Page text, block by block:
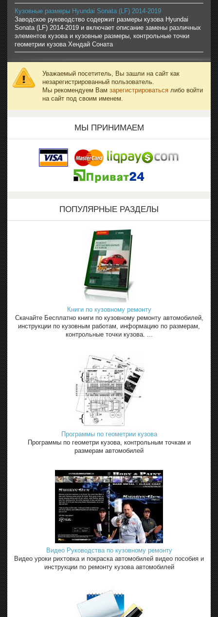
Кузовные размеры Hyundai Sonata (LF) 2014-2019
Заводское руководство содержит размеры кузова Hyundai
Sonata (LF) 2014-2019 и включает описание замены различных
элементов кузова и кузовные размеры, контрольные точки
геометрии кузова Хендай Соната
Уважаемый посетитель, Вы зашли на сайт как
незарегистрированный пользователь.
Мы рекомендуем Вам зарегистрироваться либо войти
на сайт под своим именем.
МЫ ПРИНИМАЕМ
ПОПУЛЯРНЫЕ РАЗДЕЛЫ
Книги по кузовному ремонту
Скачайте Бесплатно книги по кузовному ремонту автомобилей,
инструкции по кузовным работам, информацию по размерам,
контрольные точки кузова. ...
Программы по геометрии кузова
Программы по геометри кузова, контрольным точкам и
размерам автомобилей
Видео Руководства по кузовному ремонту
Видео уроки рихтовка и покраска автомобилей видео пособия и
инструкции по ремонту кузова автомобилей